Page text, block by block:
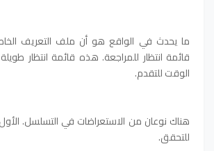
ما يحدث في الواقع هو أن ملف التعريف
قائمة انتظار للمراجعة. هذه قائمة انتظار
الوقت للتقدم.
هناك نوعان من الاستعراضات في التسلسل.
للتحقق.